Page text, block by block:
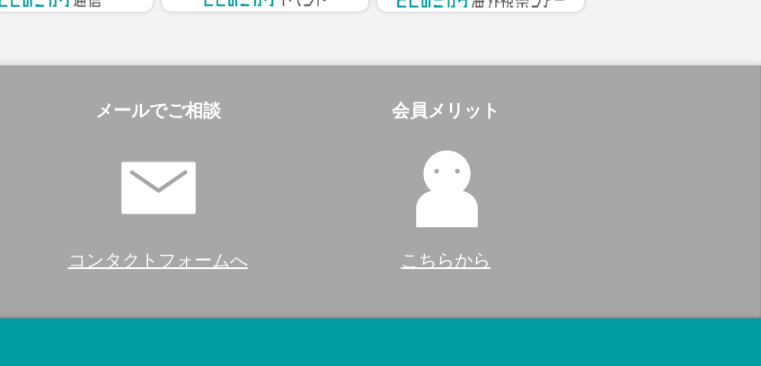
メールでご相談
コンタクトフォームへ
会員メリット
こちらから